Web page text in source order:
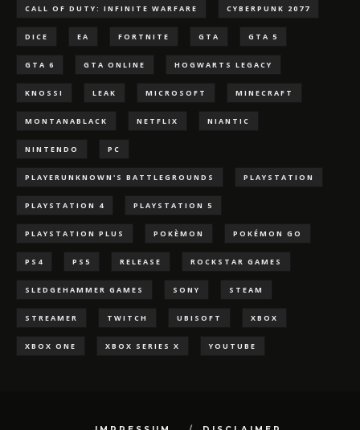
CALL OF DUTY: INFINITE WARFARE CYBERPUNK 2077
DICE EA FORTNITE GTA GTA 5
GTA 6 GTA ONLINE HOGWARTS LEGACY
KNOSSI LEAK MICROSOFT MINECRAFT
MONTANABLACK NETFLIX NIANTIC
NINTENDO PC
PLAYERUNKNOWN'S BATTLEGROUNDS PLAYSTATION
PLAYSTATION 4 PLAYSTATION 5
PLAYSTATION PLUS POKÈMON POKÉMON GO
PS4 PS5 RELEASE ROCKSTAR GAMES
SLEDGEHAMMER GAMES SONY STEAM
STREAMER TWITCH UBISOFT XBOX
XBOX ONE XBOX SERIES X YOUTUBE